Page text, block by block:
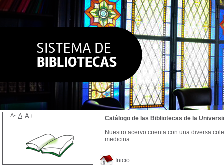
Inicio
Catálogo de las Bibliotecas de la
Nuestro acervo cuenta con una diversa
medicina.
A- A A+